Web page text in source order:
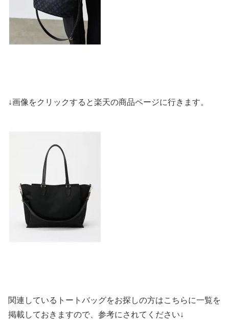
↓画像をクリックすると楽天の商品ページに行きます。
関連しているトートバッグをお探しの方はこちらに一覧を
掲載しておきますので、参考にされてください↓